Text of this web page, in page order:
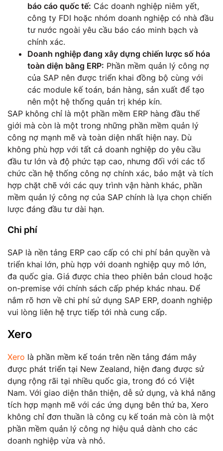
báo cáo quốc tế: Các doanh nghiệp niêm yết,
công ty FDI hoặc nhóm doanh nghiệp có nhà đầu
tư nước ngoài yêu cầu báo cáo minh bạch và
chính xác.
Doanh nghiệp đang xây dựng chiến lược số hóa
toàn diện bằng ERP: Phần mềm quản lý công nợ
của SAP nên được triển khai đồng bộ cùng với
các module kế toán, bán hàng, sản xuất để tạo
nên một hệ thống quản trị khép kín.
SAP không chỉ là một phần mềm ERP hàng đầu thế
giới mà còn là một trong những phần mềm quản lý
công nợ mạnh mẽ và toàn diện nhất hiện nay. Dù
không phù hợp với tất cả doanh nghiệp do yêu cầu
đầu tư lớn và độ phức tạp cao, nhưng đối với các tổ
chức cần hệ thống công nợ chính xác, bảo mật và tích
hợp chặt chẽ với các quy trình vận hành khác, phần
mềm quản lý công nợ của SAP chính là lựa chọn chiến
lược đáng đầu tư dài hạn.
Chi phí
SAP là nền tảng ERP cao cấp có chi phí bản quyền và
triển khai lớn, phù hợp với doanh nghiệp quy mô lớn,
đa quốc gia. Giá được chia theo phiên bản cloud hoặc
on-premise với chính sách cấp phép khác nhau. Để
nắm rõ hơn về chi phí sử dụng SAP ERP, doanh nghiệp
vui lòng liên hệ trực tiếp tới nhà cung cấp.
Xero
Xero là phần mềm kế toán trên nền tảng đám mây
được phát triển tại New Zealand, hiện đang được sử
dụng rộng rãi tại nhiều quốc gia, trong đó có Việt
Nam. Với giao diện thân thiện, dễ sử dụng, và khả năng
tích hợp mạnh mẽ với các ứng dụng bên thứ ba, Xero
không chỉ đơn thuần là công cụ kế toán mà còn là một
phần mềm quản lý công nợ hiệu quả dành cho các
doanh nghiệp vừa và nhỏ.